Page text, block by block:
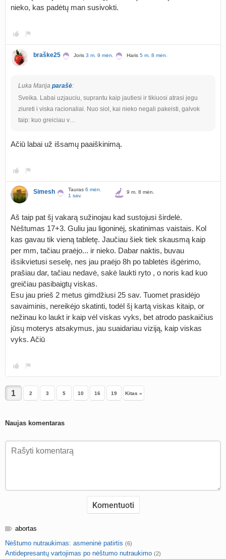
nieko, kas padėtų man susivokti.
braške25 Joris 3 m. 9 mėn. Haris 5 m. 8 mėn.
Luka Marija parašė:
Sveika. Labai uzjauciu, suprantu kaip jautiesi ir tikiuosi atrasi jegu
ziureti i viska racionaliai. Nuo siol, kai nieko negali pakeisti, galvok
taip: kuo greiciau v…
Ačiū labai už išsamų paaiškinimą.
Simesh Tauras 6 mėn.
1 sav.
9 m. 8 mėn.
Aš taip pat šį vakarą sužinojau kad sustojusi širdelė.
Nėštumas 17+3. Guliu jau ligoninėj, skatinimas vaistais. Kol
kas gavau tik vieną tabletę. Jaučiau šiek tiek skausmą kaip
per mm, tačiau praėjo... ir nieko. Dabar naktis, buvau
išsikvietusi seselę, nes jau praėjo 8h po tabletės išgėrimo,
prašiau dar, tačiau nedavė, sakė laukti ryto , o noris kad kuo
greičiau pasibaigtų viskas.
Esu jau prieš 2 metus gimdžiusi 25 sav. Tuomet prasidėjo
savaiminis, nereikėjo skatinti, todėl šį kartą viskas kitaip, or
nežinau ko laukt ir kaip vėl viskas vyks, bet atrodo paskaičius
jūsų moterys atsakymus, jau suaidariau viziją, kaip viskas
vyks. Ačiū
2 3 5 10 16 19 Kitas »
Naujas komentaras
abortas
Nėštumo nutraukimas: asmeninė patirtis (6)
Antidepresantų vartojimas po nėštumo nutraukimo (2)